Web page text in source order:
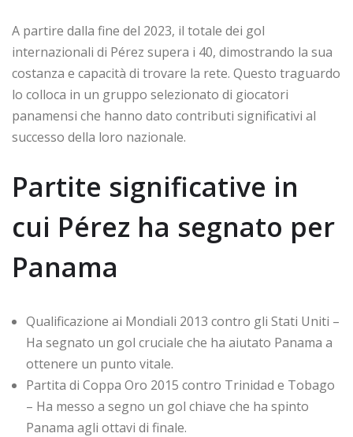
A partire dalla fine del 2023, il totale dei gol
internazionali di Pérez supera i 40, dimostrando la sua
costanza e capacità di trovare la rete. Questo traguardo
lo colloca in un gruppo selezionato di giocatori
panamensi che hanno dato contributi significativi al
successo della loro nazionale.
Partite significative in
cui Pérez ha segnato per
Panama
Qualificazione ai Mondiali 2013 contro gli Stati Uniti –
Ha segnato un gol cruciale che ha aiutato Panama a
ottenere un punto vitale.
Partita di Coppa Oro 2015 contro Trinidad e Tobago
– Ha messo a segno un gol chiave che ha spinto
Panama agli ottavi di finale.